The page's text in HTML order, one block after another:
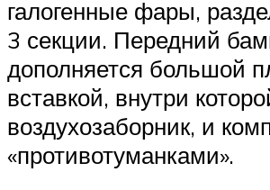
галогенные фары,
3 секции. Передний
дополняется большой
вставкой, внутри
воздухозаборник, и
«противотуманками».